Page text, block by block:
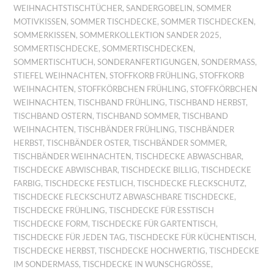
WEIHNACHTSTISCHTÜCHER,SANDERGOBELIN,SOMMER
MOTIVKISSEN,SOMMER TISCHDECKE,SOMMER TISCHDECKEN,
SOMMERKISSEN,SOMMERKOLLEKTION SANDER 2025,
SOMMERTISCHDECKE,SOMMERTISCHDECKEN,
SOMMERTISCHTUCH,SONDERANFERTIGUNGEN,SONDERMASS ,
STIEFEL WEIHNACHTEN,STOFFKORB FRÜHLING,STOFFKORB
WEIHNACHTEN,STOFFKÖRBCHEN FRÜHLING,STOFFKÖRBCHEN
WEIHNACHTEN,TISCHBAND FRÜHLING,TISCHBAND HERBST,
TISCHBAND OSTERN,TISCHBAND SOMMER,TISCHBAND
WEIHNACHTEN,TISCHBÄNDER FRÜHLING,TISCHBÄNDER
HERBST,TISCHBÄNDER OSTER,TISCHBÄNDER SOMMER,
TISCHBÄNDER WEIHNACHTEN,TISCHDECKE ABWASCHBAR,
TISCHDECKE ABWISCHBAR,TISCHDECKE BILLIG,TISCHDECKE
FARBIG,TISCHDECKE FESTLICH,TISCHDECKE FLECKSCHUTZ,
TISCHDECKE FLECKSCHUTZ ABWASCHBARE TISCHDECKE,
TISCHDECKE FRÜHLING,TISCHDECKE FÜR ESSTISCH
TISCHDECKE FORM,TISCHDECKE FÜR GARTENTISCH,
TISCHDECKE FÜR JEDEN TAG,TISCHDECKE FÜR KÜCHENTISCH,
TISCHDECKE HERBST,TISCHDECKE HOCHWERTIG,TISCHDECKE
IM SONDERMASS ,TISCHDECKE IN WUNSCHGRÖSSE ,